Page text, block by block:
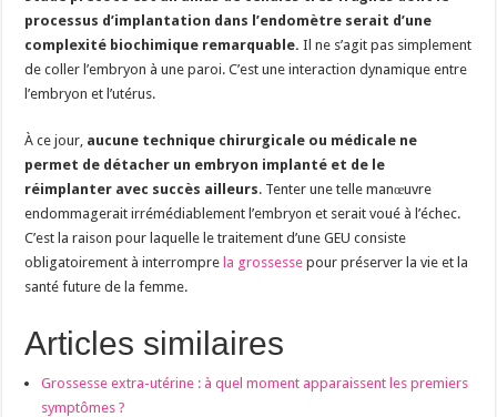
processus d’implantation dans l’endomètre serait d’une
complexité biochimique remarquable.Il ne s’agit pas simplement
de coller l’embryon à une paroi. C’est une interaction dynamique entre
l’embryon et l’utérus.
À ce jour, aucune technique chirurgicale ou médicale ne
permet de détacher un embryon implanté et de le
réimplanter avec succès ailleurs. Tenter une telle manœuvre
endommagerait irrémédiablement l’embryon et serait voué à l’échec.
C’est la raison pour laquelle le traitement d’une GEU consiste
obligatoirement à interrompre la grossesse pour préserver la vie et la
santé future de la femme.
Articles similaires
Grossesse extra-utérine : à quel moment apparaissent les premiers
symptômes ?